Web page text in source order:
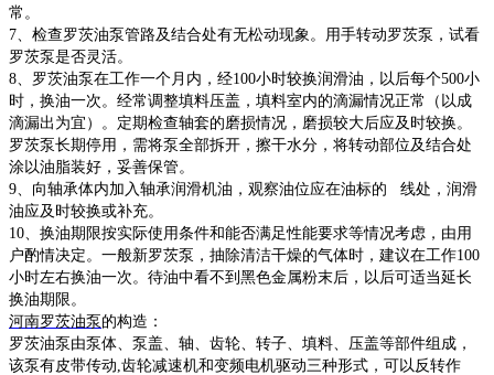
常。
7、检查罗茨油泵管路及结合处有无松动现象。用手转动罗茨泵，试看
罗茨泵是否灵活。
8、罗茨油泵在工作一个月内，经100小时较换润滑油，以后每个500小
时，换油一次。经常调整填料压盖，填料室内的滴漏情况正常（以成
滴漏出为宜）。定期检查轴套的磨损情况，磨损较大后应及时较换。
罗茨泵长期停用，需将泵全部拆开，擦干水分，将转动部位及结合处
涂以油脂装好，妥善保管。
9、向轴承体内加入轴承润滑机油，观察油位应在油标的 线处，润滑
油应及时较换或补充。
10、换油期限按实际使用条件和能否满足性能要求等情况考虑，由用
户酌情决定。一般新罗茨泵，抽除清洁干燥的气体时，建议在工作100
小时左右换油一次。待油中看不到黑色金属粉末后，以后可适当延长
换油期限。
河南罗茨油泵 的构造：
罗茨油泵由泵体、泵盖、轴、齿轮、转子、填料、压盖等部件组成，
该泵有皮带传动,齿轮减速机和变频电机驱动三种形式，可以反转作